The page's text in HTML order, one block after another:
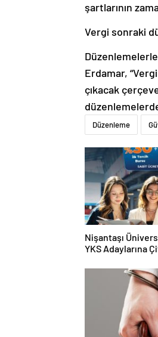
şartlarının
Vergi sonraki
Erdamar,
çıkacak
Düzenleme
Nişantaşı
YKS Adaylarına